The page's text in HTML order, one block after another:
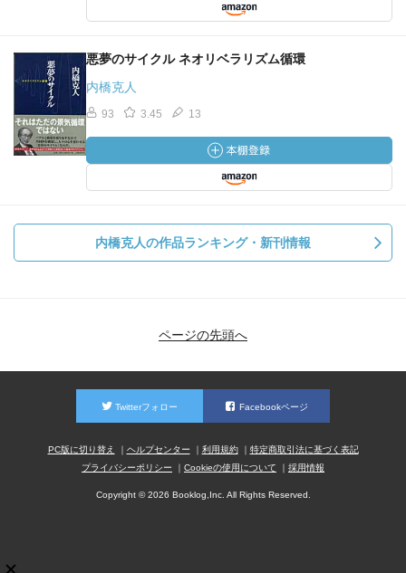
悪夢のサイクル ネオリベラリズム循環
内橋克人
93 3.45 13
内橋克人の作品ランキング・新刊情報
ページの先頭へ
Twitterフォロー Facebookページ
PC版に切り替え ヘルプセンター 利用規約
特定商取引法に基づく表記
プライバシーポリシー
Cookieの使用について 採用情報
Copyright © 2026 Booklog,Inc. All Rights Reserved.